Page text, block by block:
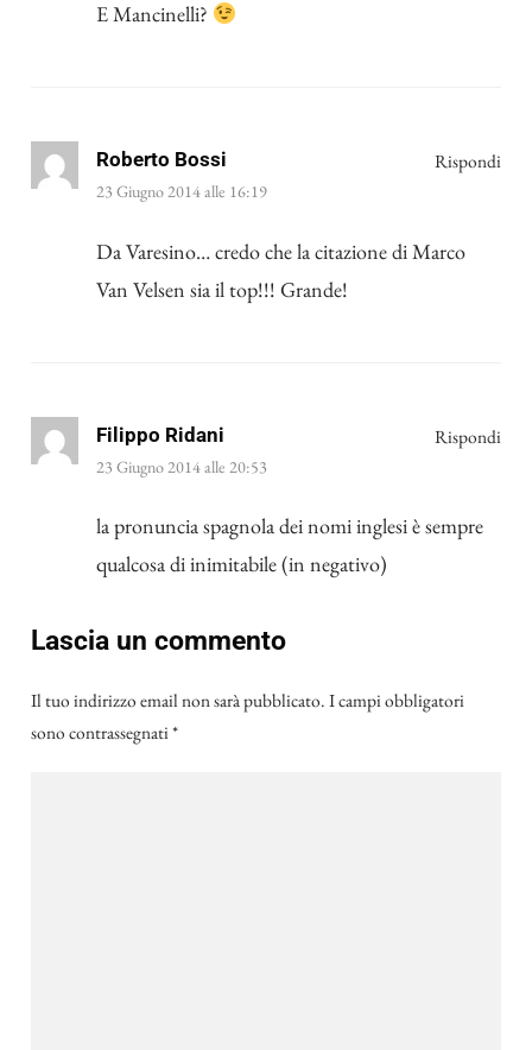
E Mancinelli?
Roberto Bossi
23 Giugno 2014 alle 16:19
Da Varesino… credo che la citazione di Marco
Van Velsen sia il top!!! Grande!
Rispondi
Filippo Ridani
23 Giugno 2014 alle 20:53
la pronuncia spagnola dei nomi inglesi è sempre
qualcosa di inimitabile (in negativo)
Rispondi
Lascia un commento
Il tuo indirizzo email non sarà pubblicato.I campi obbligatori
sono contrassegnati*